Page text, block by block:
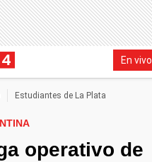
En vivo
Estudiantes de La Plata
operativo de